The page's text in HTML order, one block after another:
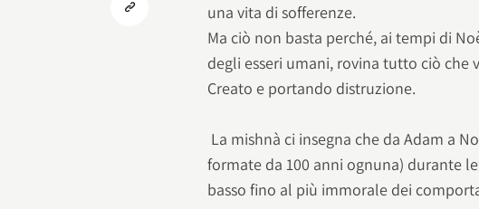
una vita di sofferenze.
Ma ciò non basta perché, ai tempi di
degli esseri umani, rovina tutto ciò che
Creato e portando distruzione.
La mishnà ci insegna che da Adam a
formate da 100 anni ognuna) durante
basso fino al più immorale dei